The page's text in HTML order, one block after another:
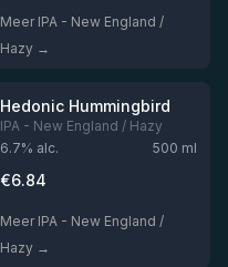
Meer IPA - New England /
Hazy →
Niet op voorraad
★3.98
Hedonic Hummingbird
IPA - New England / Hazy
6.7% alc. 500 ml
€6.84
Meer IPA - New England /
Hazy →
★3.98